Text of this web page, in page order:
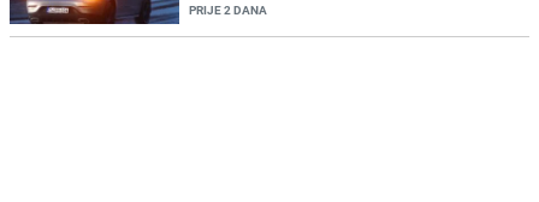
PRIJE 2 DANA